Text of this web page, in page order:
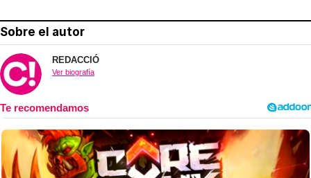
Sobre el autor
REDACCIÓ
Ver biografía